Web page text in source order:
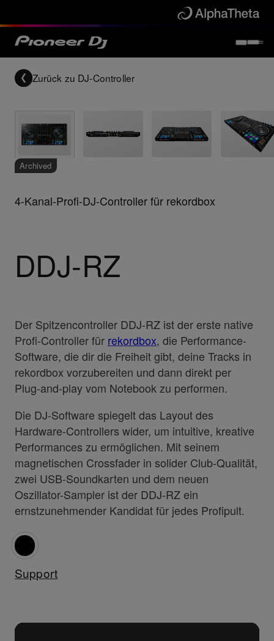
Zurück zu DJ-Controller
Archived
4-Kanal-Profi-DJ-Controller für rekordbox
DDJ-RZ
Der Spitzencontroller DDJ-RZ ist der erste native
Profi-Controller für rekordbox, die Performance-
Software, die dir die Freiheit gibt, deine Tracks in
rekordbox vorzubereiten und dann direkt per
Plug-and-play vom Notebook zu performen.
Die DJ-Software spiegelt das Layout des
Hardware-Controllers wider, um intuitive, kreative
Performances zu ermöglichen. Mit seinem
magnetischen Crossfader in solider Club-Qualität,
zwei USB-Soundkarten und dem neuen
Oszillator-Sampler ist der DDJ-RZ ein
ernstzunehmender Kandidat für jedes Profipult.
Support